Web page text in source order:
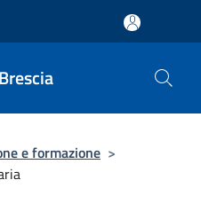
e formazione >